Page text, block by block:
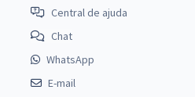
Central de ajuda
Chat
WhatsApp
E-mail